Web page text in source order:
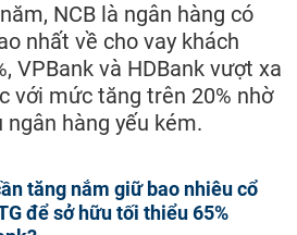
NCB là ngân hàng có
nhất về cho vay khách
VPBank và HDBank vượt xa
với mức tăng trên 20% nhờ
hàng yếu kém.
tăng nắm giữ bao nhiêu cổ
để sở hữu tối thiểu 65%